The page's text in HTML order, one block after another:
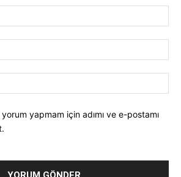
yapmam için adımı ve e-postamı